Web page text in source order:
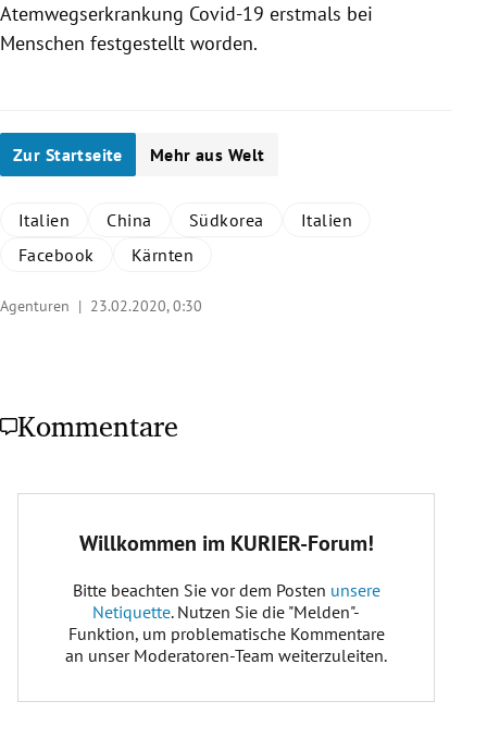
Atemwegserkrankung Covid-19 erstmals bei
Menschen festgestellt worden.
Zur Startseite Mehr aus Welt
Italien China Südkorea
Italien
Facebook
Kärnten
Agenturen | 23.02.2020, 0:30
Kommentare